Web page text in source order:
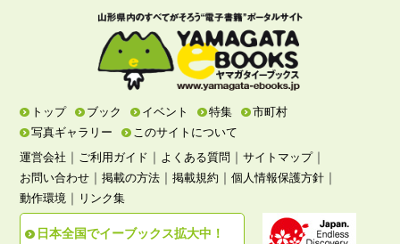
トップ ブック イベント 特集
市町村
写真ギャラリー
このサイトについて
運営会社 ｜ ご利用ガイド ｜ よくある質問 ｜サイトマップ｜
お問い合わせ ｜掲載の方法 ｜掲載規約 ｜個人情報保護方針 ｜
動作環境 ｜ リンク集
日本全国でイーブックス拡大中！